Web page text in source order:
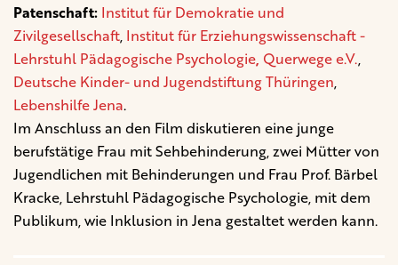
Patenschaft: Institut für Demokratie und
Zivilgesellschaft, Institut für Erziehungswissenschaft -
Lehrstuhl Pädagogische Psychologie, Querwege e.V.,
Deutsche Kinder- und Jugendstiftung Thüringen,
Lebenshilfe Jena.
Im Anschluss an den Film diskutieren eine junge
berufstätige Frau mit Sehbehinderung, zwei Mütter von
Jugendlichen mit Behinderungen und Frau Prof. Bärbel
Kracke, Lehrstuhl Pädagogische Psychologie, mit dem
Publikum, wie Inklusion in Jena gestaltet werden kann.